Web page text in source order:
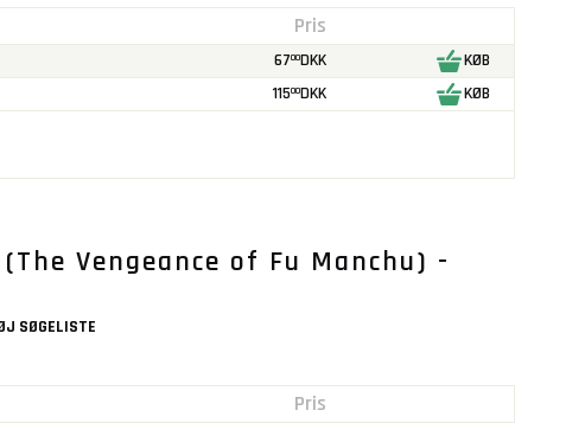
Pris
6700DKK
KØB
11500DKK KØB
Vengeance of Fu Manchu) -
SØGELISTE
Pris